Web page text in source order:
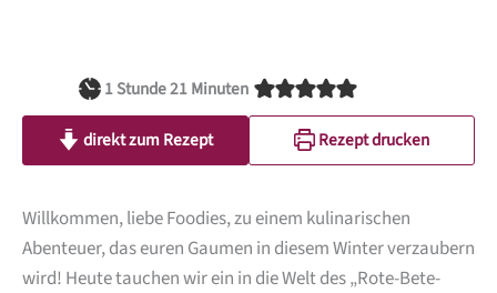
1Stunde
Stunde21Minuten
Minuten
direkt zum Rezept Rezept drucken
Willkommen, liebe Foodies, zu einem kulinarischen
Abenteuer, das euren Gaumen in diesem Winter verzaubern
wird! Heute tauchen wir ein in die Welt des „Rote-Bete-